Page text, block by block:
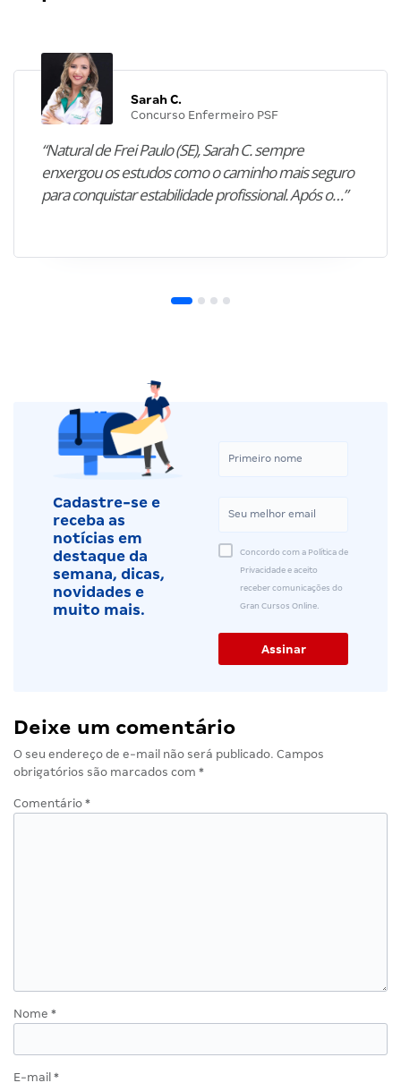
Sarah C.
Concurso Enfermeiro PSF
“Natural de Frei Paulo (SE), Sarah C. sempre
enxergou os estudos como o caminho mais seguro
para conquistar estabilidade profissional. Após o…”
Cadastre-se e
receba as
notícias em
destaque da
semana, dicas,
novidades e
muito mais.
Concordo com a Política de
Privacidade e aceito
receber comunicações do
Gran Cursos Online.
Deixe um comentário
O seu endereço de e-mail não será publicado. Campos
obrigatórios são marcados com *
Comentário *
Nome *
E-mail *